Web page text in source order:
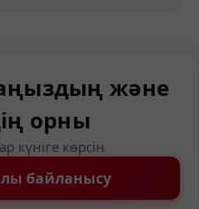
және
орны
күніге көрсін
байланысу